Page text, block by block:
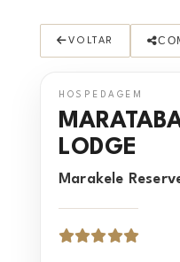
VOLTAR
HOSPEDAGEM
LODGE
Marakele